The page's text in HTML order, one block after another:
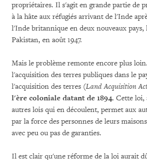
propriétaires. Il s'agit en grande partie de
à la hâte aux réfugiés arrivant de l'Inde
l'Inde britannique en deux nouveaux
Pakistan, en août 1947.
Mais le problème remonte encore plus
l'acquisition des terres publiques dans le
l'acquisition des terres (Land Acquisition
l'ère coloniale datant de 1894. Cette loi,
autres lois qui en découlent, permet aux
par la force des personnes de leurs
avec peu ou pas de garanties.
Il est clair qu'une réforme de la loi aurait